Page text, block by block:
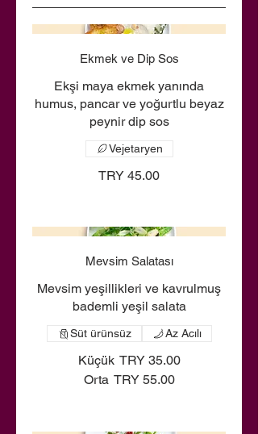
Ekmek ve Dip Sos
Ekşi maya ekmek yanında
humus, pancar ve yoğurtlu beyaz
peynir dip sos
TRY 45.00
Vejetaryen
Mevsim Salatası
Mevsim yeşillikleri ve kavrulmuş
bademli yeşil salata
Küçük TRY 35.00
Orta TRY 55.00
Süt ürünsüz Az Acılı